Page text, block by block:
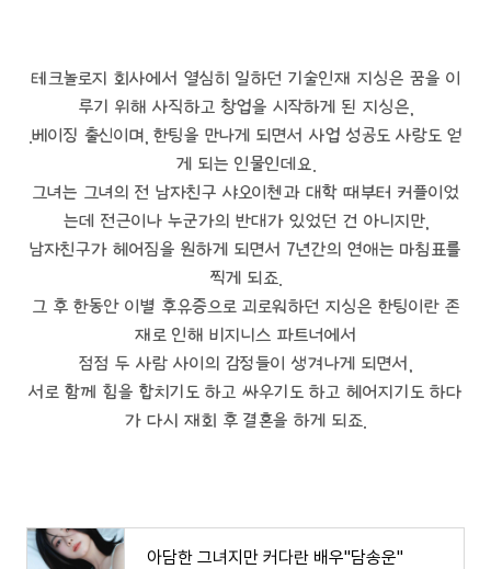
테크놀로지 회사에서 열심히 일하던 기술인재 지싱은 꿈을 이
루기 위해 사직하고 창업을 시작하게 된 지싱은,
.베이징 출신이며, 한팅을 만나게 되면서 사업 성공도 사랑도 얻
게 되는 인물인데요.
그녀는 그녀의 전 남자친구 샤오이첸과 대학 때부터 커플이었
는데 전근이나 누군가의 반대가 있었던 건 아니지만,
남자친구가 헤어짐을 원하게 되면서 7년간의 연애는 마침표를
찍게 되죠.
그 후 한동안 이별 후유증으로 괴로워하던 지싱은 한팅이란 존
재로 인해 비지니스 파트너에서
점점 두 사람 사이의 감정들이 생겨나게 되면서,
서로 함께 힘을 합치기도 하고 싸우기도 하고 헤어지기도 하다
가 다시 재회 후 결혼을 하게 되죠.
아담한 그녀지만 커다란 배우"담송운"